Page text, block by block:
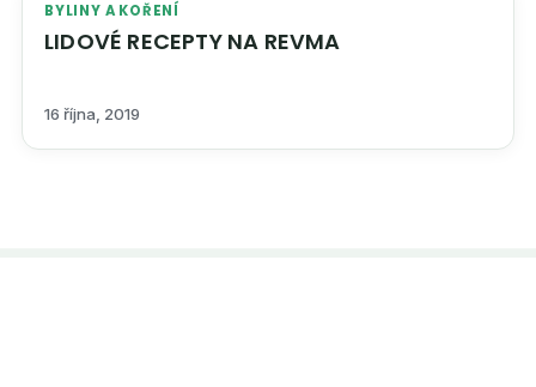
BYLINY A KOŘENÍ
LIDOVÉ RECEPTY NA REVMA
16 října, 2019